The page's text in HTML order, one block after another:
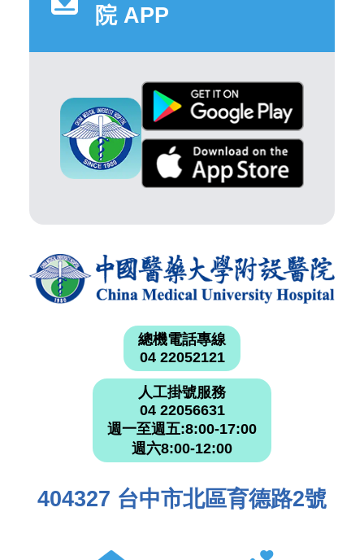
院 APP
總機電話專線
04 22052121
人工掛號服務
04 22056631
週一至週五:8:00-17:00
週六8:00-12:00
404327 台中市北區育德路2號